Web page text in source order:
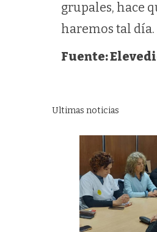
grupales, hace
haremos tal
Fuente:
Ultimas noticias